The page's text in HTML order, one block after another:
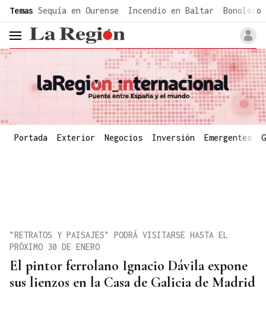
common.go-to-content
Temas Sequía en Ourense Incendio en Baltar Bonoloto
header.menu.open
Portada Exterior Negocios Inversión Emergentes
El pintor ferrolano Ignacio Dávila expone
sus lienzos en la Casa de Galicia de Madrid
"RETRATOS Y PAISAJES" PODRÁ VISITARSE HASTA EL
PRÓXIMO 30 DE ENERO